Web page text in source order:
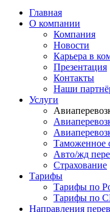
Главная
О компании
Компания
Новости
Карьера в
Презентация
Контакты
Наши
Услуги
Таможенное
Авто/жд
Страхование
Тарифы
Тарифы по
Тарифы по
Направления